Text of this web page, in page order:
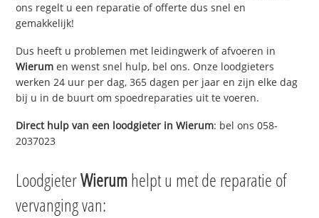
ons regelt u een reparatie of offerte dus snel en
gemakkelijk!
Dus heeft u problemen met leidingwerk of afvoeren in
Wierum en wenst snel hulp, bel ons. Onze loodgieters
werken 24 uur per dag, 365 dagen per jaar en zijn elke dag
bij u in de buurt om spoedreparaties uit te voeren.
Direct hulp van een loodgieter inWierum: bel ons 058-
2037023
LoodgieterWierumhelpt u met de reparatie of
vervanging van: